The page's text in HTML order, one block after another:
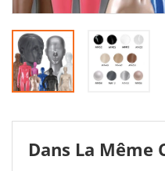
Dans La Même